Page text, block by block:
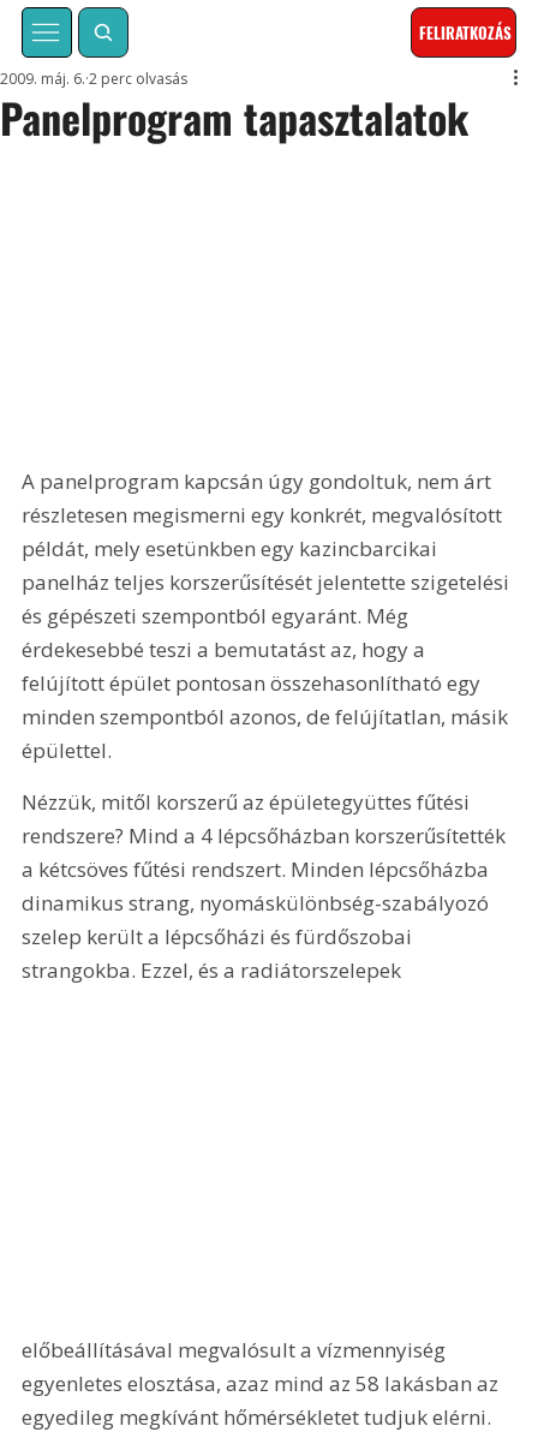
FELIRATKOZÁS
Panelprogram tapasztalatok
2009. máj. 6. 2 perc olvasás
A panelprogram kapcsán úgy gondoltuk, nem árt
részletesen megismerni egy konkrét, megvalósított
példát, mely esetünkben egy kazincbarcikai
panelház teljes korszerűsítését jelentette szigetelési
és gépészeti szempontból egyaránt. Még
érdekesebbé teszi a bemutatást az, hogy a
felújított épület pontosan összehasonlítható egy
minden szempontból azonos, de felújítatlan, másik
épülettel.
Nézzük, mitől korszerű az épületegyüttes fűtési
rendszere? Mind a 4 lépcsőházban korszerűsítették
a kétcsöves fűtési rendszert. Minden lépcsőházba
dinamikus strang, nyomáskülönbség-szabályozó
szelep került a lépcsőházi és fürdőszobai
strangokba. Ezzel, és a radiátorszelepek
előbeállításával megvalósult a vízmennyiség
egyenletes elosztása, azaz mind az 58 lakásban az
egyedileg megkívánt hőmérsékletet tudjuk elérni.